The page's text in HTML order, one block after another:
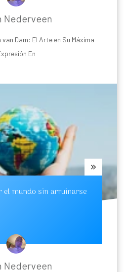
Nederveen
Dam: El Arte en Su Máxima
En
el mundo sin arruinarse
Nederveen